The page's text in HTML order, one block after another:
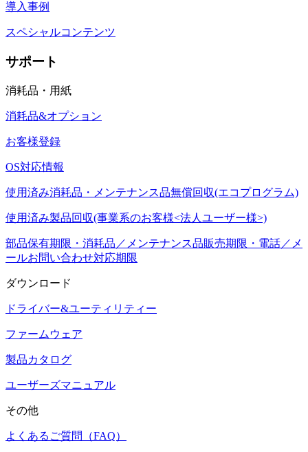
導入事例
スペシャルコンテンツ
サポート
消耗品・用紙
消耗品&オプション
お客様登録
OS対応情報
使用済み消耗品・メンテナンス品無償回収(エコプログラム)
使用済み製品回収(事業系のお客様<法人ユーザー様>)
部品保有期限・消耗品／メンテナンス品販売期限・電話／メ
ールお問い合わせ対応期限
ダウンロード
ドライバー&ユーティリティー
ファームウェア
製品カタログ
ユーザーズマニュアル
その他
よくあるご質問（FAQ）